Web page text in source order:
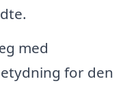
med
for den